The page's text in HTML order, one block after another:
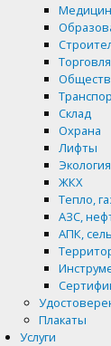
Торговля
Склад
Охрана
Лифты
Экология
ЖКХ
Тепло,
АЗС,
АПК,
Плакаты
Услуги